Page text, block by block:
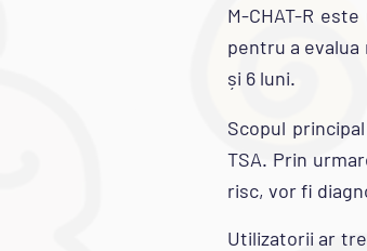
M-CHAT-R
pentru a
și 6 luni.
Scopul
TSA. Prin
risc, vor fi
Utilizatorii ar